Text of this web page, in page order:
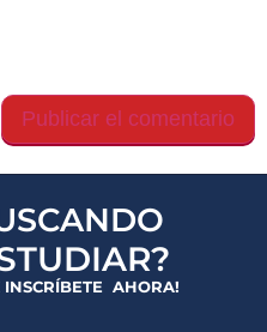
INSCRÍBETE AHORA!